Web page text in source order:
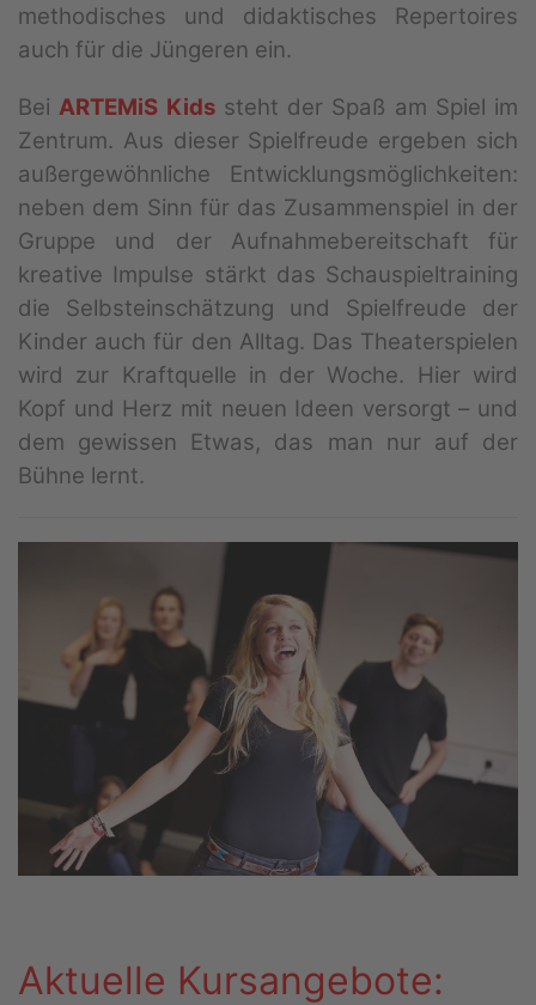
methodisches und didaktisches Repertoires
auch für die Jüngeren ein.
BeiARTEMiS Kidssteht der Spaß am Spiel im
Zentrum. Aus dieser Spielfreude ergeben sich
außergewöhnliche Entwicklungsmöglichkeiten:
neben dem Sinn für das Zusammenspiel in der
Gruppe und der Aufnahmebereitschaft für
kreative Impulse stärkt das Schauspieltraining
die Selbsteinschätzung und Spielfreude der
Kinder auch für den Alltag. Das Theaterspielen
wird zur Kraftquelle in der Woche. Hier wird
Kopf und Herz mit neuen Ideen versorgt – und
dem gewissen Etwas, das man nur auf der
Bühne lernt.
Aktuelle Kursangebote: